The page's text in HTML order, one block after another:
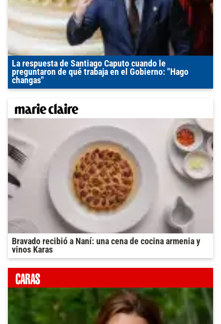
La respuesta de Santiago Caputo cuando le
preguntaron de qué trabaja en el Gobierno: "Hago
changas"
Bravado recibió a Naní: una cena de cocina armenia y
vinos Karas